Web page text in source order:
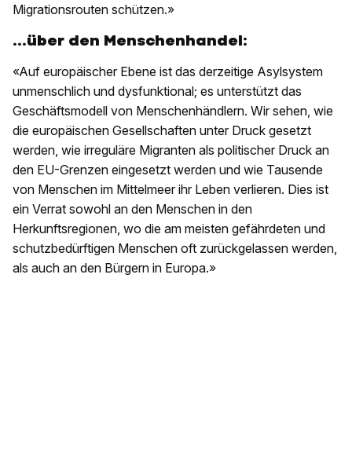
Migrationsrouten schützen.»
...über den Menschenhandel:
«Auf europäischer Ebene ist das derzeitige Asylsystem
unmenschlich und dysfunktional; es unterstützt das
Geschäftsmodell von Menschenhändlern. Wir sehen, wie
die europäischen Gesellschaften unter Druck gesetzt
werden, wie irreguläre Migranten als politischer Druck an
den EU-Grenzen eingesetzt werden und wie Tausende
von Menschen im Mittelmeer ihr Leben verlieren. Dies ist
ein Verrat sowohl an den Menschen in den
Herkunftsregionen, wo die am meisten gefährdeten und
schutzbedürftigen Menschen oft zurückgelassen werden,
als auch an den Bürgern in Europa.»